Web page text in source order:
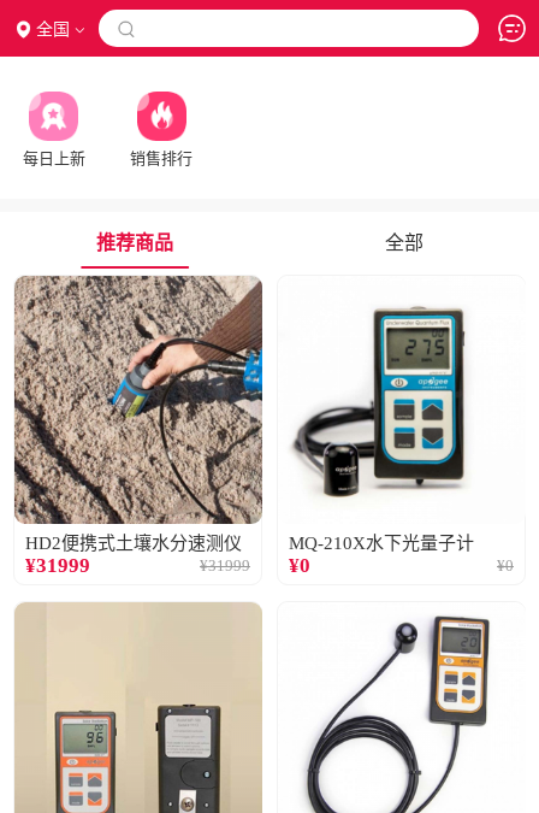
全国 
每日上新 销售排行
推荐商品 全部
HD2便携式土壤水分速测仪
¥31999 ¥31999
MQ-210X水下光量子计
¥0 ¥0